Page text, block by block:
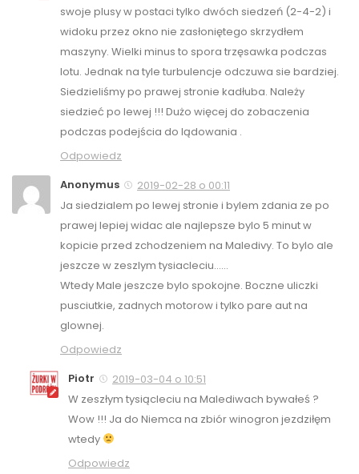
swoje plusy w postaci tylko dwóch siedzeń (2-4-2) i
widoku przez okno nie zasłoniętego skrzydłem
maszyny. Wielki minus to spora trzęsawka podczas
lotu. Jednak na tyle turbulencje odczuwa sie bardziej.
Siedzieliśmy po prawej stronie kadłuba. Należy
siedzieć po lewej !!! Dużo więcej do zobaczenia
podczas podejścia do lądowania .
Odpowiedz
Anonymus
2019-02-28 o 00:11
Ja siedzialem po lewej stronie i bylem zdania ze po
prawej lepiej widac ale najlepsze bylo 5 minut w
kopicie przed zchodzeniem na Maledivy. To bylo ale
jeszcze w zeszlym tysiacleciu……
Wtedy Male jeszcze bylo spokojne. Boczne uliczki
pusciutkie, zadnych motorow i tylko pare aut na
glownej.
Odpowiedz
Piotr
2019-03-04 o 10:51
W zeszłym tysiącleciu na Malediwach bywałeś ?
Wow !!! Ja do Niemca na zbiór winogron jezdziłęm
wtedy
Odpowiedz